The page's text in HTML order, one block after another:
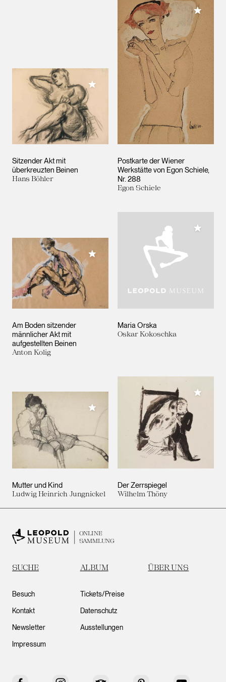
Sitzender Akt mit
überkreuzten Beinen
Hans Böhler
Meiner Sammlung hinzufügen
Postkarte der Wiener
Werkstätte von Egon Schiele,
Nr. 288
Egon Schiele
Meiner
Am Boden sitzender
männlicher Akt mit
aufgestellten Beinen
Anton Kolig
Meiner Sammlung hinzufügen
Maria Orska
Oskar Kokoschka
Meiner
Mutter und Kind
Ludwig Heinrich Jungnickel
Meiner Sammlung hinzufügen
Der Zerrspiegel
Wilhelm Thöny
Meiner
ONLINE
SAMMLUNG
SUCHE ALBUM ÜBER UNS
Besuch
Kontakt
Newsletter
Impressum
Tickets/Preise
Datenschutz
Ausstellungen